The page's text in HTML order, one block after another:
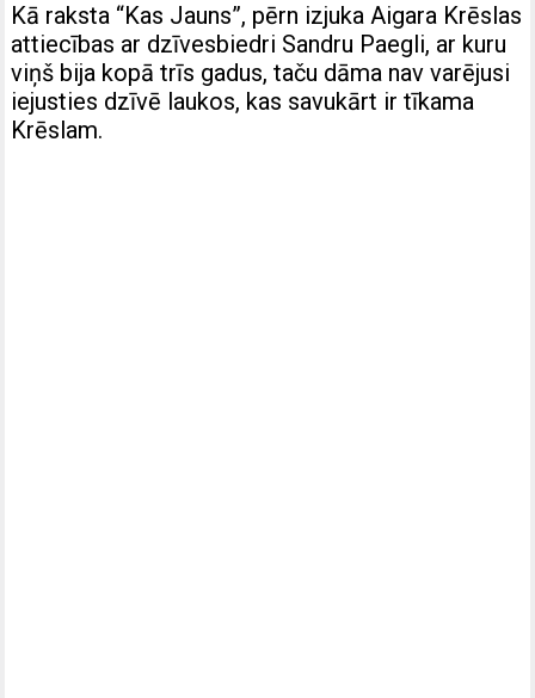
Kā raksta “Kas Jauns”, pērn izjuka Aigara Krēslas
attiecības ar dzīvesbiedri Sandru Paegli, ar kuru
viņš bija kopā trīs gadus, taču dāma nav varējusi
iejusties dzīvē laukos, kas savukārt ir tīkama
Krēslam.